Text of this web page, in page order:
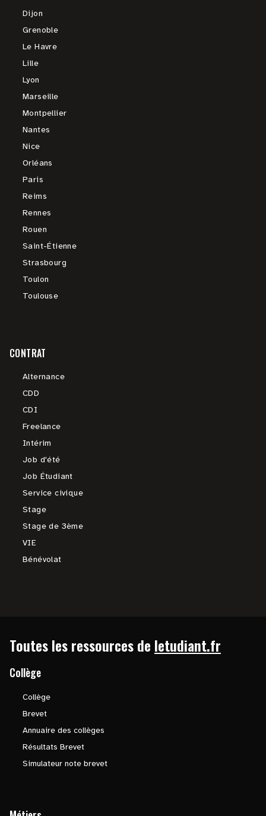
Dijon
Grenoble
Le Havre
Lille
Lyon
Marseille
Montpellier
Nantes
Nice
Orléans
Paris
Reims
Rennes
Rouen
Saint-Étienne
Strasbourg
Toulon
Toulouse
CONTRAT
Alternance
CDD
CDI
Freelance
Intérim
Job d'été
Job Étudiant
Service civique
Stage
Stage de 3ème
VIE
Bénévolat
Toutes les ressources de letudiant.fr
Collège
Collège
Brevet
Annuaire des collèges
Résultats Brevet
Simulateur note brevet